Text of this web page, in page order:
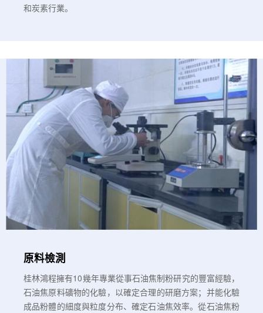
和炭素行業。
原料檢測
桂林鴻程擁有10幾年專業從事石油焦制粉研究的豐富經驗，
石油焦原料礦物的化驗，以確定合理的研磨方案；并能化驗
成品粉體的細度與粒度分布、確定石油焦效率。從石油焦粉